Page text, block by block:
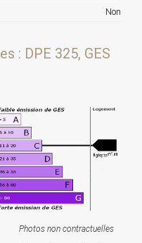
Non
: DPE 325, GES
Photos non contractuelles